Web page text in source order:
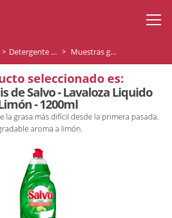
Detergente Lavavajillas Muestras gratis de Salvo - Lavaloza Liquido Limón - 1200ml
seleccionado es:
de Salvo - Lavaloza Liquido
- 1200ml
la grasa más difícil desde la primera pasada.
aroma a limón.